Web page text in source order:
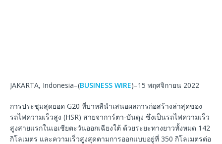
JAKARTA, Indonesia–(BUSINESS WIRE)–15 พฤศจิกายน 2022
การประชุมสุดยอด G20 ที่บาหลีนำเสนอผลการก่อสร้างล่าสุดของ
รถไฟความเร็วสูง (HSR) สายจาการ์ตา-บันดุง ซึ่งเป็นรถไฟความเร็ว
สูงสายแรกในเอเชียตะวันออกเฉียงใต้ ด้วยระยะทางยาวทั้งหมด 142
กิโลเมตร และความเร็วสูงสุดตามการออกแบบอยู่ที่ 350 กิโลเมตรต่อ